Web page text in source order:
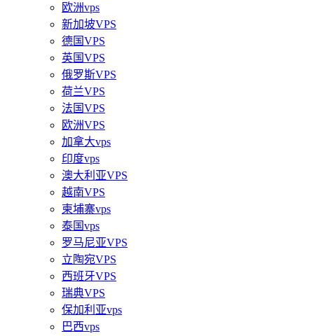
欧洲vps
新加坡VPS
德国VPS
英国VPS
俄罗斯VPS
荷兰VPS
法国VPS
欧洲VPS
加拿大vps
印度vps
澳大利亚VPS
越南VPS
柬埔寨vps
泰国vps
罗马尼亚VPS
立陶宛VPS
西班牙VPS
瑞典VPS
保加利亚vps
巴西vps